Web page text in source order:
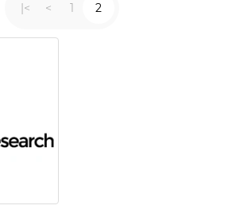
|< < 1 2